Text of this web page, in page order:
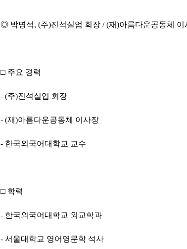
◎ 박명석, (주)진석실업 회장 / (재)아름다운공동체 이
□ 주요 경력
- (주)진석실업 회장
- (재)아름다운공동체 이사장
- 한국외국어대학교 교수
□ 학력
- 한국외국어대학교 외교학과
- 서울대학교 영어영문학 석사